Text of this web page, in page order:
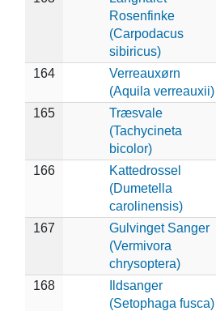
Rosenfinke
(Carpodacus
sibiricus)
164
Verreauxørn
(Aquila verreauxii)
165
Træsvale
(Tachycineta
bicolor)
166
Kattedrossel
(Dumetella
carolinensis)
167
Gulvinget Sanger
(Vermivora
chrysoptera)
168
Ildsanger
(Setophaga fusca)